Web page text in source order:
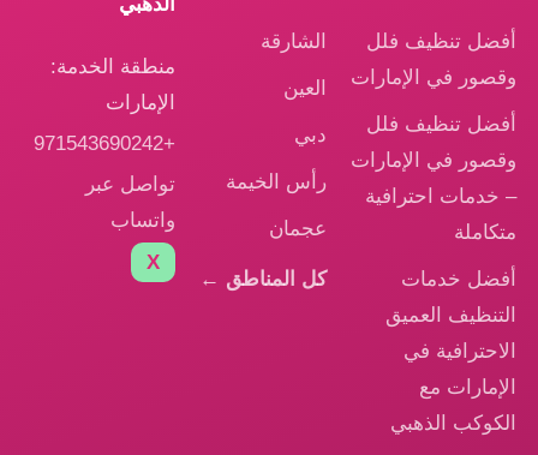
أفضل تنظيف فلل
وقصور في الإمارات
أفضل تنظيف فلل
وقصور في الإمارات
– خدمات احترافية
متكاملة
أفضل خدمات
التنظيف العميق
الاحترافية في
الإمارات مع
الكوكب الذهبي
الشارقة
العين
دبي
رأس الخيمة
عجمان
كل المناطق ←
منطقة الخدمة:
الإمارات
تواصل عبر
واتساب